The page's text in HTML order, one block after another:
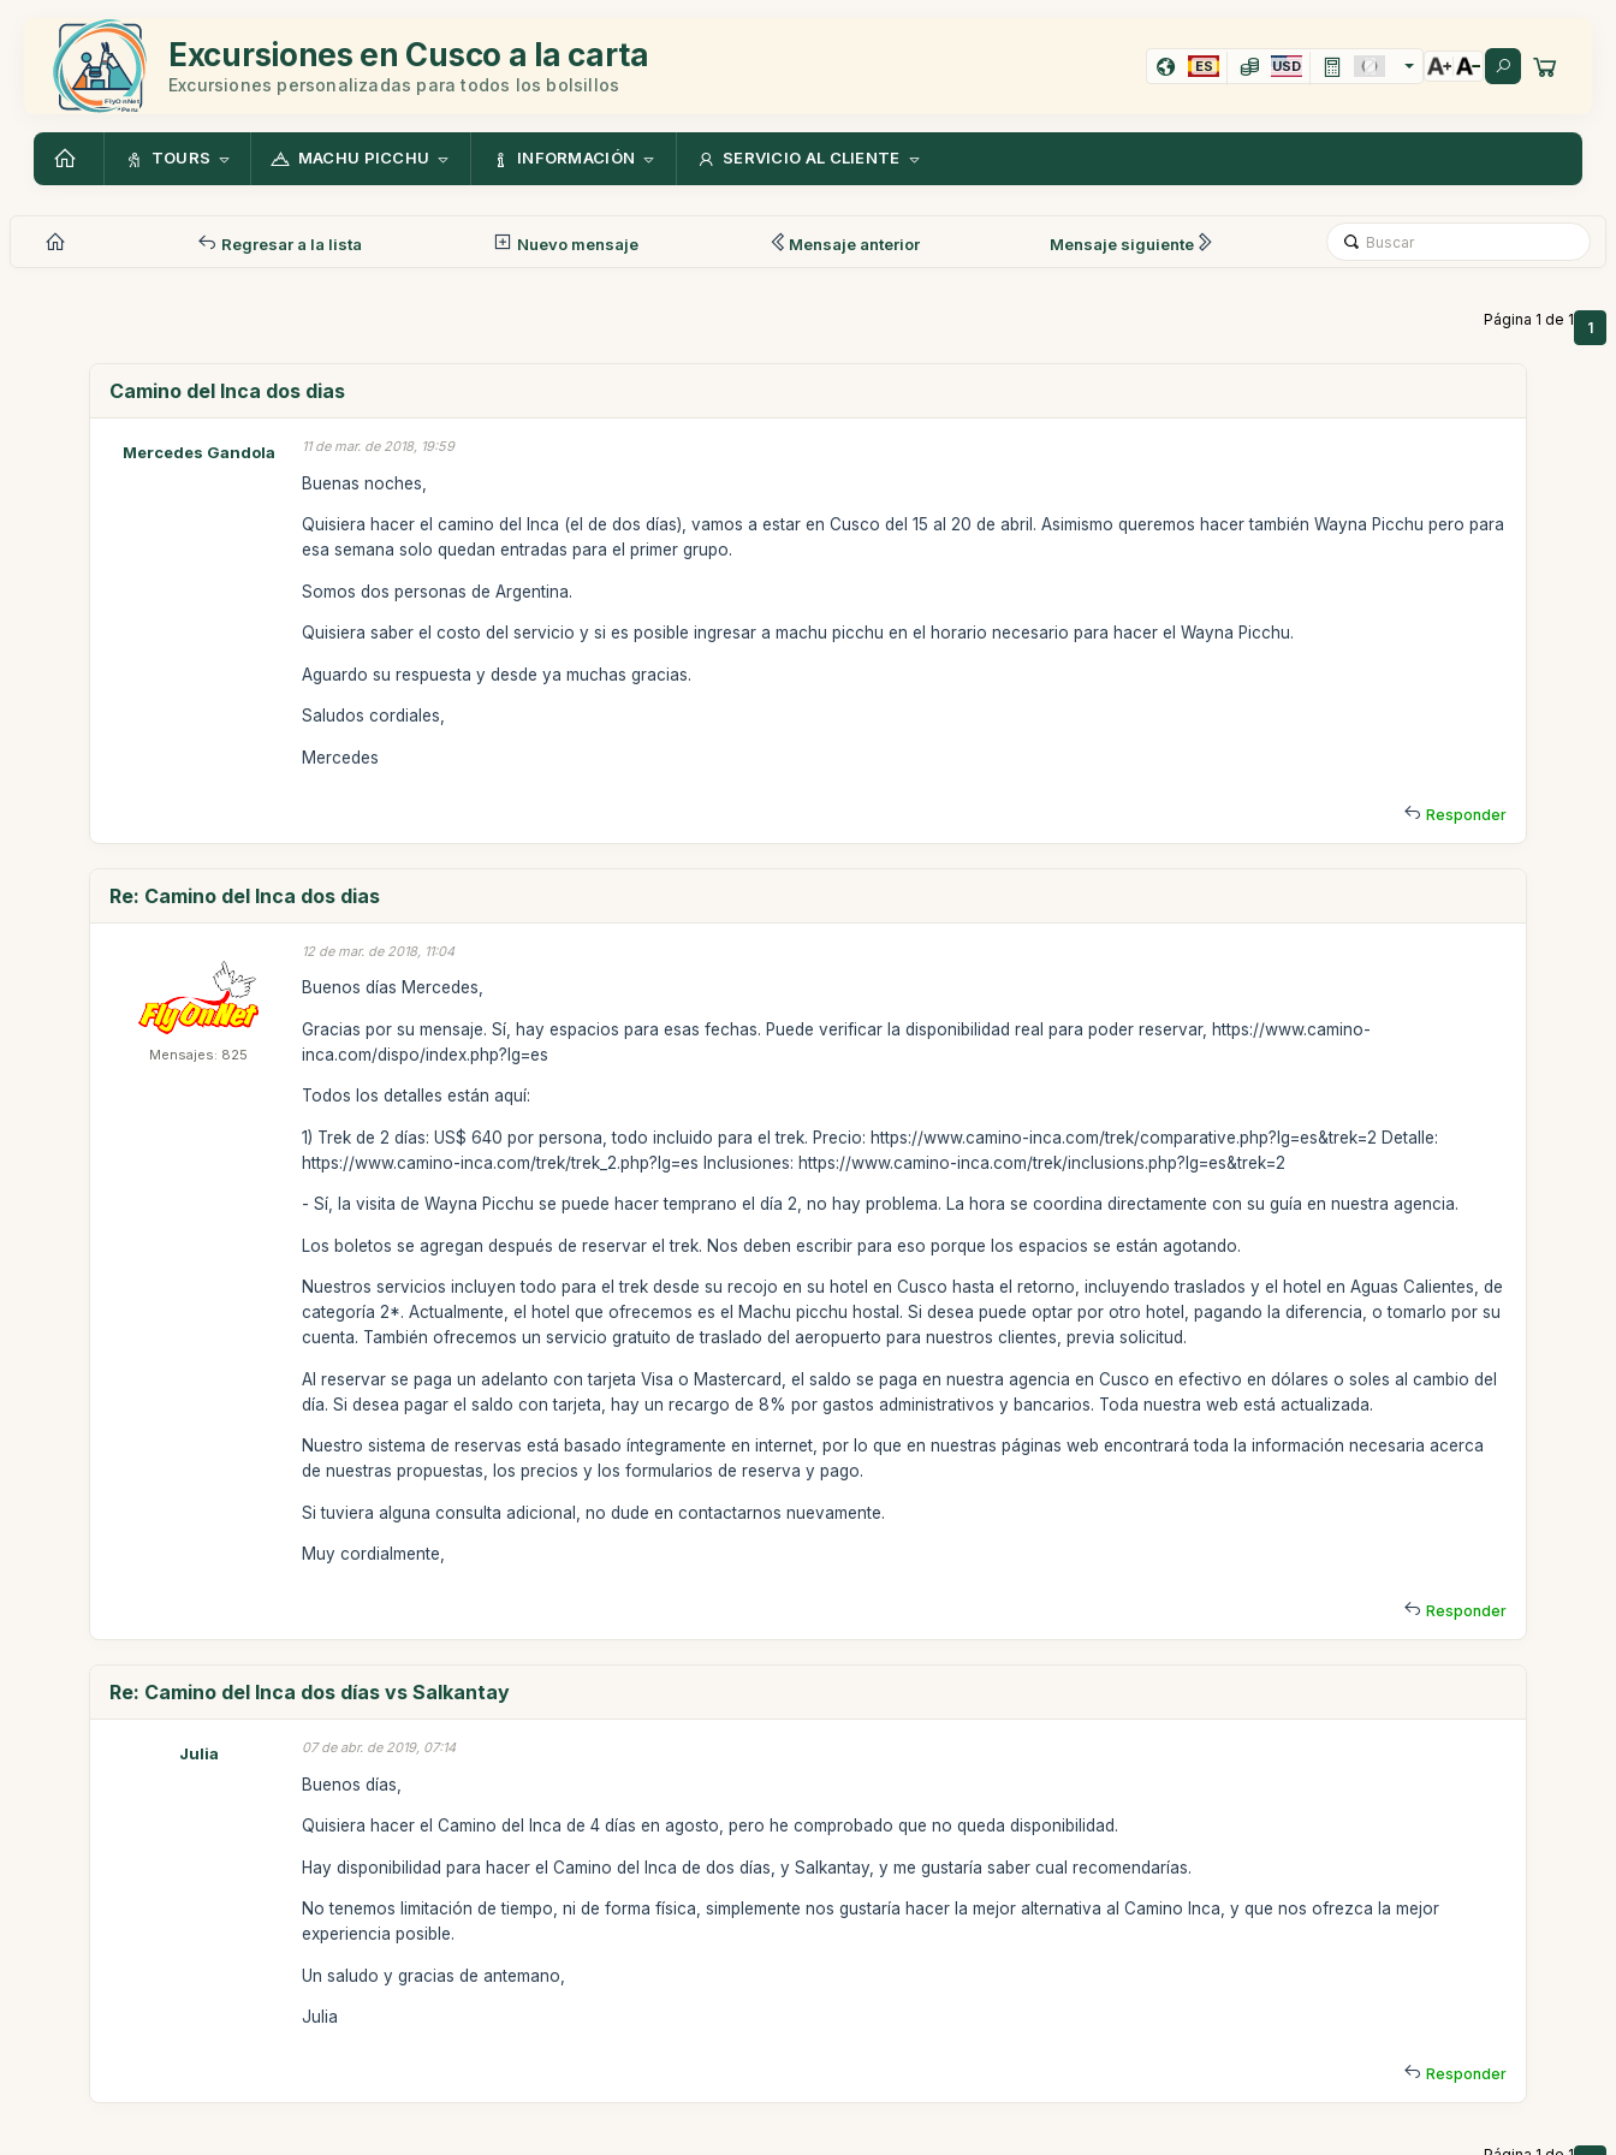
Excursiones en Cusco a la carta
Excursiones personalizadas para todos los bolsillos
ES USD
TOURS MACHU PICCHU INFORMACIÓN SERVICIO AL CLIENTE
Regresar a la lista Nuevo mensaje Mensaje anterior Mensaje siguiente
Página 1 de 1 1
Camino del Inca dos dias
Mercedes Gandola 11 de mar. de 2018, 19:59
Buenas noches,
Quisiera hacer el camino del Inca (el de dos días), vamos a estar en Cusco del 15 al 20 de abril. Asimismo queremos hacer también Wayna Picchu pero para
esa semana solo quedan entradas para el primer grupo.
Somos dos personas de Argentina.
Quisiera saber el costo del servicio y si es posible ingresar a machu picchu en el horario necesario para hacer el Wayna Picchu.
Aguardo su respuesta y desde ya muchas gracias.
Saludos cordiales,
Mercedes
Responder
Re: Camino del Inca dos dias
Mensajes: 825
12 de mar. de 2018, 11:04
Buenos días Mercedes,
Gracias por su mensaje. Sí, hay espacios para esas fechas. Puede verificar la disponibilidad real para poder reservar, https://www.camino-
inca.com/dispo/index.php?lg=es
Todos los detalles están aquí:
1) Trek de 2 días: US$ 640 por persona, todo incluido para el trek. Precio: https://www.camino-inca.com/trek/comparative.php?lg=es&trek=2 Detalle:
https://www.camino-inca.com/trek/trek_2.php?lg=es Inclusiones: https://www.camino-inca.com/trek/inclusions.php?lg=es&trek=2
- Sí, la visita de Wayna Picchu se puede hacer temprano el día 2, no hay problema. La hora se coordina directamente con su guía en nuestra agencia.
Los boletos se agregan después de reservar el trek. Nos deben escribir para eso porque los espacios se están agotando.
Nuestros servicios incluyen todo para el trek desde su recojo en su hotel en Cusco hasta el retorno, incluyendo traslados y el hotel en Aguas Calientes, de
categoría 2*. Actualmente, el hotel que ofrecemos es el Machu picchu hostal. Si desea puede optar por otro hotel, pagando la diferencia, o tomarlo por su
cuenta. También ofrecemos un servicio gratuito de traslado del aeropuerto para nuestros clientes, previa solicitud.
Al reservar se paga un adelanto con tarjeta Visa o Mastercard, el saldo se paga en nuestra agencia en Cusco en efectivo en dólares o soles al cambio del
día. Si desea pagar el saldo con tarjeta, hay un recargo de 8% por gastos administrativos y bancarios. Toda nuestra web está actualizada.
Nuestro sistema de reservas está basado íntegramente en internet, por lo que en nuestras páginas web encontrará toda la información necesaria acerca
de nuestras propuestas, los precios y los formularios de reserva y pago.
Si tuviera alguna consulta adicional, no dude en contactarnos nuevamente.
Muy cordialmente,
Responder
Re: Camino del Inca dos días vs Salkantay
Julia 07 de abr. de 2019, 07:14
Buenos días,
Quisiera hacer el Camino del Inca de 4 días en agosto, pero he comprobado que no queda disponibilidad.
Hay disponibilidad para hacer el Camino del Inca de dos días, y Salkantay, y me gustaría saber cual recomendarías.
No tenemos limitación de tiempo, ni de forma física, simplemente nos gustaría hacer la mejor alternativa al Camino Inca, y que nos ofrezca la mejor
experiencia posible.
Un saludo y gracias de antemano,
Julia
Responder